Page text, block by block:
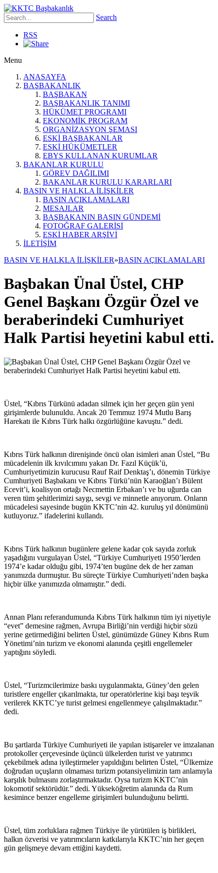
Search
RSS
Menu
ANASAYFA
BAŞBAKANLIK
BAŞBAKAN
BAŞBAKANLIK TANIMI
HÜKÜMET PROGRAMI
EKONOMİK PROGRAM
ORGANİZASYON ŞEMASI
ESKİ BAŞBAKANLAR
ESKİ HÜKÜMETLER
EBYS KULLANAN KURUMLAR
BAKANLAR KURULU
GÖREV DAĞILIMI
BAKANLAR KURULU KARARLARI
BASIN VE HALKLA İLİŞKİLER
BASIN AÇIKLAMALARI
MESAJLAR
BAŞBAKANIN BASIN GÜNDEMİ
FOTOĞRAF GALERİSİ
ESKİ HABER ARŞİVİ
İLETİŞİM
BASIN VE HALKLA İLİŞKİLER»BASIN AÇIKLAMALARI
Başbakan Ünal Üstel, CHP
Genel Başkanı Özgür Özel ve
beraberindeki Cumhuriyet
Halk Partisi heyetini kabul etti.
Üstel, “Kıbrıs Türkünü adadan silmek için her geçen gün yeni
girişimlerde bulunuldu. Ancak 20 Temmuz 1974 Mutlu Barış
Harekatı ile Kıbrıs Türk halkı özgürlüğüne kavuştu.” dedi.
Kıbrıs Türk halkının direnişinde öncü olan isimleri anan Üstel, “Bu
mücadelenin ilk kıvılcımını yakan Dr. Fazıl Küçük’ü,
Cumhuriyetimizin kurucusu Rauf Raif Denktaş’ı, dönemin Türkiye
Cumhuriyeti Başbakanı ve Kıbrıs Türkü’nün Karaoğlan’ı Bülent
Ecevit’i, koalisyon ortağı Necmettin Erbakan’ı ve bu uğurda can
veren tüm şehitlerimizi saygı, sevgi ve minnetle anıyorum. Onların
mücadelesi sayesinde bugün KKTC’nin 42. kuruluş yıl dönümünü
kutluyoruz.” ifadelerini kullandı.
Kıbrıs Türk halkının bugünlere gelene kadar çok sayıda zorluk
yaşadığını vurgulayan Üstel, “Türkiye Cumhuriyeti 1950’lerden
1974’e kadar olduğu gibi, 1974’ten bugüne dek de her zaman
yanımızda durmuştur. Bu süreçte Türkiye Cumhuriyeti’nden başka
hiçbir ülke yanımızda olmamıştır.” dedi.
Annan Planı referandumunda Kıbrıs Türk halkının tüm iyi niyetiyle
“evet” demesine rağmen, Avrupa Birliği’nin verdiği hiçbir sözü
yerine getirmediğini belirten Üstel, günümüzde Güney Kıbrıs Rum
Yönetimi’nin turizm ve ekonomi alanında çeşitli engellemeler
yaptığını söyledi.
Üstel, “Turizmcilerimize baskı uygulanmakta, Güney’den gelen
turistlere engeller çıkarılmakta, tur operatörlerine kişi başı teşvik
verilerek KKTC’ye turist gelmesi engellenmeye çalışılmaktadır.”
dedi.
Bu şartlarda Türkiye Cumhuriyeti ile yapılan istişareler ve imzalanan
protokoller çerçevesinde üçüncü ülkelerden turist ve yatırımcı
çekebilmek adına iyileştirmeler yapıldığını belirten Üstel, “Ülkemize
doğrudan uçuşların olmaması turizm potansiyelimizin tam anlamıyla
karşılık bulmasını zorlaştırmaktadır. Oysa turizm KKTC’nin
lokomotif sektörüdür.” dedi. Yükseköğretim alanında da Rum
kesimince benzer engelleme girişimleri bulunduğunu belirtti.
Üstel, tüm zorluklara rağmen Türkiye ile yürütülen iş birlikleri,
halkın özverisi ve yatırımcıların katkılarıyla KKTC’nin her geçen
gün gelişmeye devam ettiğini kaydetti.